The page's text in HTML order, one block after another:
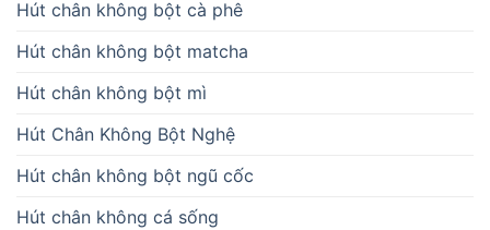
Hút chân không bột cà phê
Hút chân không bột matcha
Hút chân không bột mì
Hút Chân Không Bột Nghệ
Hút chân không bột ngũ cốc
Hút chân không cá sống